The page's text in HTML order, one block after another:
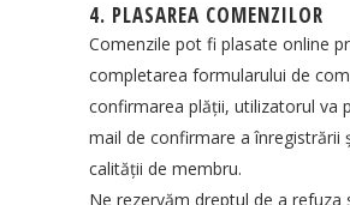
4. PLASAREA COMENZILOR
Comenzile pot fi plasate online
completarea formularului de
confirmarea plății, utilizatorul va
mail de confirmare a înregistrării
calității de membru.
Ne rezervăm dreptul de a refuza